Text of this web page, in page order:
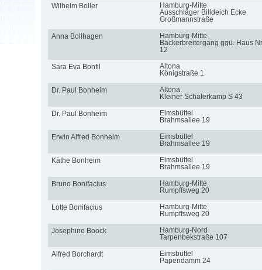
Wilhelm Boller
Hamburg-Mitte
Ausschläger Billdeich Ecke
Großmannstraße
Anna Bollhagen
Hamburg-Mitte
Bäckerbreitergang ggü. Haus
12
Sara Eva Bonfil
Altona
Königstraße 1
Dr. Paul Bonheim
Altona
Kleiner Schäferkamp S 43
Dr. Paul Bonheim
Eimsbüttel
Brahmsallee 19
Erwin Alfred Bonheim
Eimsbüttel
Brahmsallee 19
Käthe Bonheim
Eimsbüttel
Brahmsallee 19
Bruno Bonifacius
Hamburg-Mitte
Rumpffsweg 20
Lotte Bonifacius
Hamburg-Mitte
Rumpffsweg 20
Josephine Boock
Hamburg-Nord
Tarpenbekstraße 107
Alfred Borchardt
Eimsbüttel
Papendamm 24